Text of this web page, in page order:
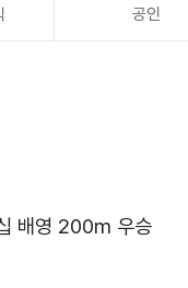
공인
배영 200m 우승